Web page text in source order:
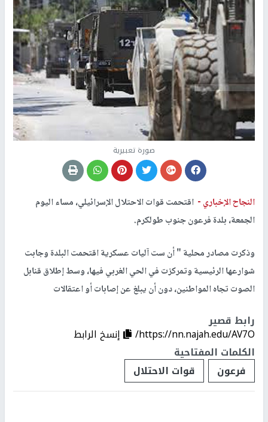
صورة تعبيرية
النجاح الإخباري - اقتحمت قوات الاحتلال الإسرائيلي، مساء اليوم
الجمعة، بلدة فرعون جنوب طولكرم.
وذكرت مصادر محلية " أن ست آليات عسكرية اقتحمت البلدة وجابت
شوارعها الرئيسية وتمركزت في الحي الغربي فيها، وسط إطلاق قنابل
الصوت تجاه المواطنين، دون أن يبلغ عن إصابات أو اعتقالات
رابط قصير
https://nn.najah.edu/AV7O/
إنسخ الرابط
الكلمات المفتاحية
فرعون
قوات الاحتلال